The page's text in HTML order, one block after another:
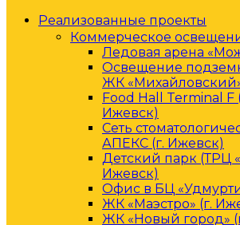
Реализованные проекты
Коммерческое
Ледовая арена
Освещение
ЖК
Food Hall Terminal F
Ижевск)
Сеть
АПЕКС (г. Ижевск)
Детский парк (ТРЦ
Ижевск)
Офис в БЦ
ЖК «Маэстро» (г.
ЖК «Новый город»